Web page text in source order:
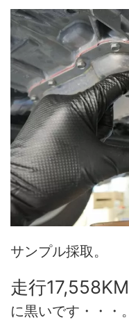
サンプル採取。
走行17,558KM
に黒いです・・・。